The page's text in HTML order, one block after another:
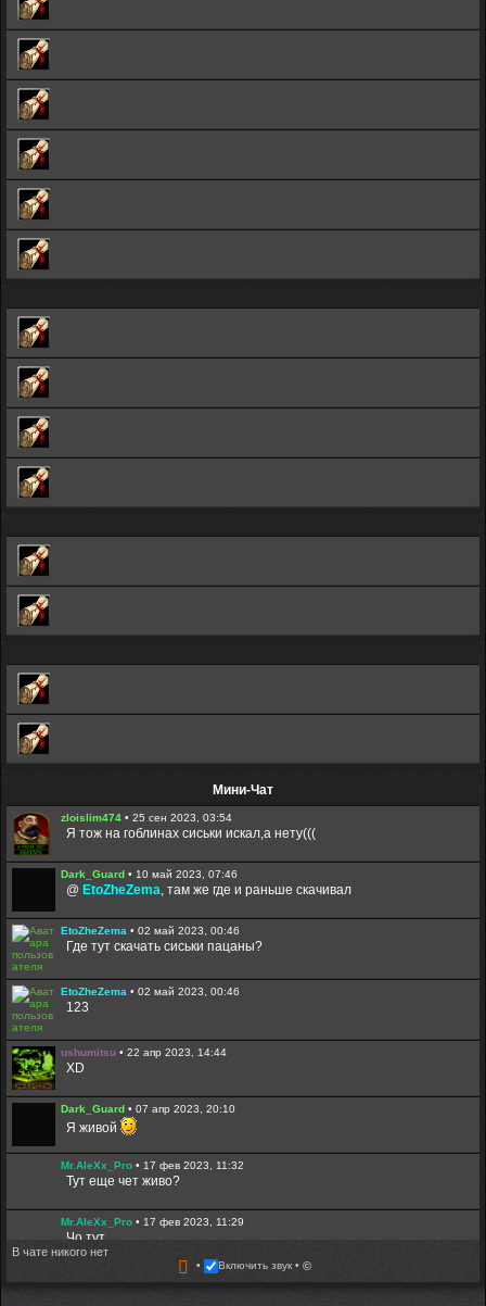
Мини-Чат
zloislim474 • 25 сен 2023, 03:54
Я тож на гоблинах сиськи искал,а нету(((
Dark_Guard • 10 май 2023, 07:46
@ EtoZheZema, там же где и раньше скачивал
EtoZheZema • 02 май 2023, 00:46
Где тут скачать сиськи пацаны?
EtoZheZema • 02 май 2023, 00:46
123
ushumitsu • 22 апр 2023, 14:44
XD
Dark_Guard • 07 апр 2023, 20:10
Я живой
Mr.AleXx_Pro • 17 фев 2023, 11:32
Тут еще чет живо?
Mr.AleXx_Pro • 17 фев 2023, 11:29
Чо тут
В чате никого нет
Включить звук ©